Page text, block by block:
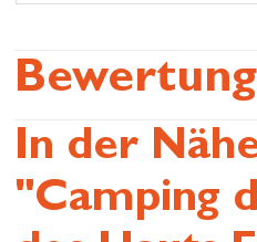
Pauschalpreis ?
In der
"Camping